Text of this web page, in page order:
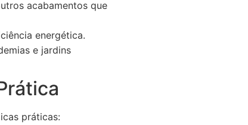
acabamentos que
energética.
e jardins
práticas: